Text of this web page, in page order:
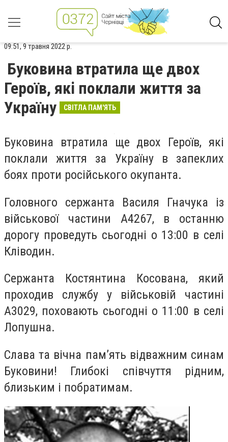
09:51, 9 травня 2022 р.
Буковина втратила ще двох
Героїв, які поклали життя за
Україну
СВІТЛА ПАМ'ЯТЬ
Буковина втратила ще двох Героїв, які
поклали життя за Україну в запеклих
боях проти російського окупанта.
Головного сержанта Василя Гначука із
військової частини А4267, в останню
дорогу проведуть сьогодні о 13:00 в селі
Кліводин.
Сержанта Костянтина Косована, який
проходив службу у військовій частині
А3029, поховають сьогодні о 11:00 в селі
Лопушна.
Слава та вічна пам’ять відважним синам
Буковини! Глибокі співчуття рідним,
близьким і побратимам.